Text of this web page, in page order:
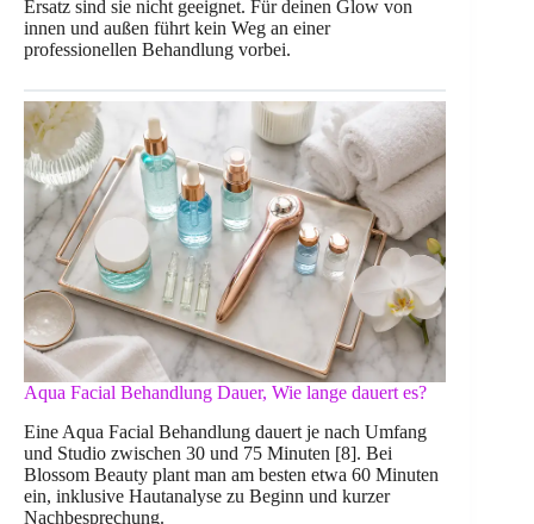
Ersatz sind sie nicht geeignet. Für deinen Glow von
innen und außen führt kein Weg an einer
professionellen Behandlung vorbei.
Aqua Facial Behandlung Dauer, Wie lange dauert es?
Eine Aqua Facial Behandlung dauert je nach Umfang
und Studio zwischen 30 und 75 Minuten [8]. Bei
Blossom Beauty plant man am besten etwa 60 Minuten
ein, inklusive Hautanalyse zu Beginn und kurzer
Nachbesprechung.